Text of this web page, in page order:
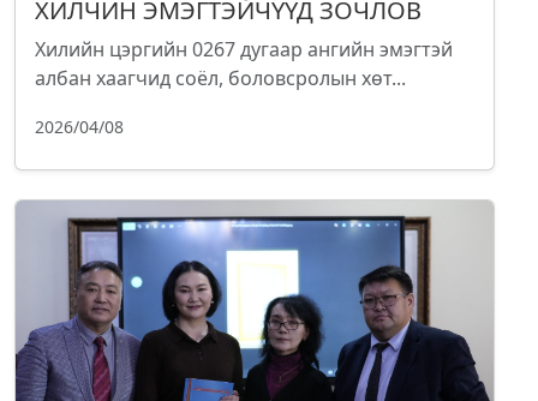
ХИЛЧИН ЭМЭГТЭЙЧҮҮД ЗОЧЛОВ
Хилийн цэргийн 0267 дугаар ангийн эмэгтэй
албан хаагчид соёл, боловсролын хөт...
2026/04/08